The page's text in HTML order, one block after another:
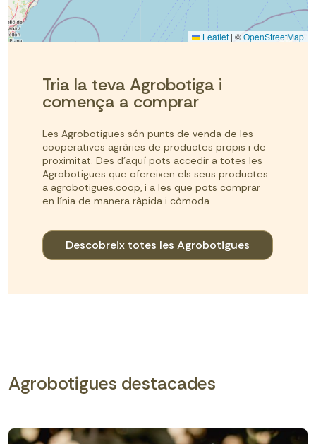
Leaflet | ©OpenStreetMap
Tria la teva Agrobotiga i
comença a comprar
Les Agrobotigues són punts de venda de les
cooperatives agràries de productes propis i de
proximitat. Des d'aquí pots accedir a totes les
Agrobotigues que ofereixen els seus productes
a agrobotigues.coop, i a les que pots comprar
en línia de manera ràpida i còmoda.
Descobreix totes les Agrobotigues
Agrobotigues destacades